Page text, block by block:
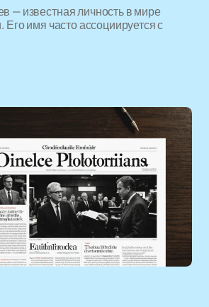
— известная личность в мире
Его имя часто ассоциируется с